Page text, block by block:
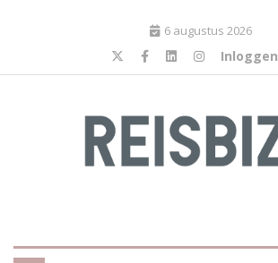
6 augustus 2026
Inloggen